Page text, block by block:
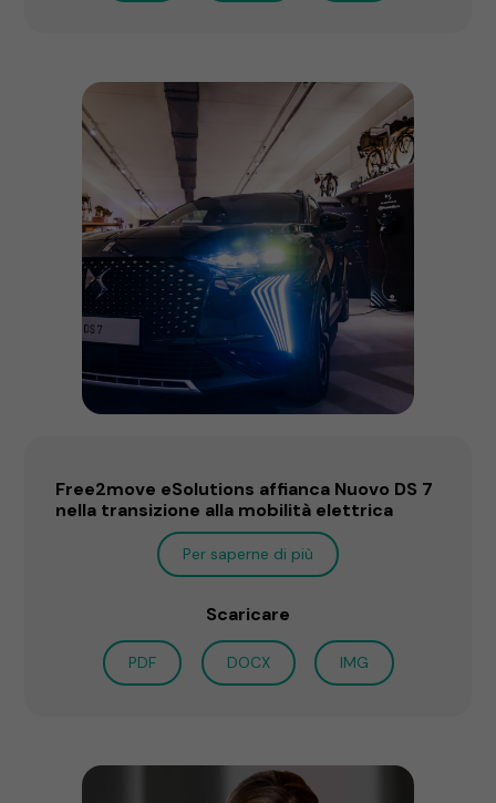
Free2move eSolutions affianca Nuovo DS 7
nella transizione alla mobilità elettrica
Per saperne di più
Scaricare
PDF DOCX IMG